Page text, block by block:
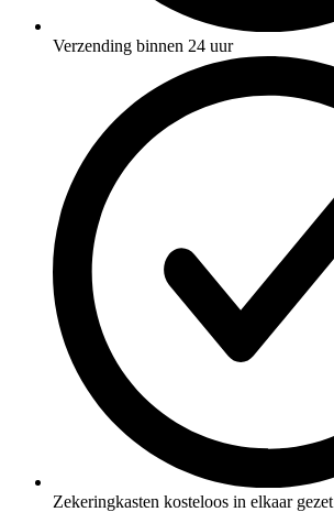
Verzending binnen 24 uur
Zekeringkasten kosteloos in elkaar gezet